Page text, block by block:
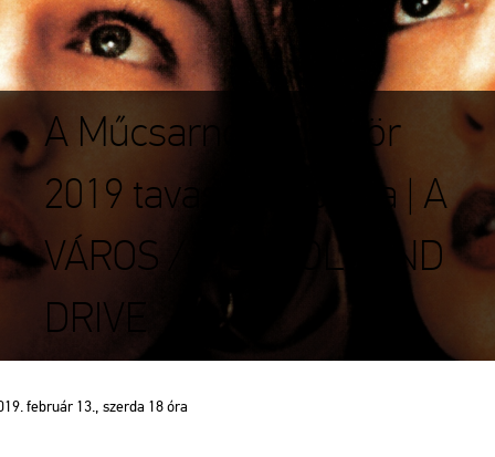
A Műcsarnok Filmkör
2019 tavaszi sorozata | A
VÁROS / MULHOLLAND
DRIVE
február 13., szerda 18 óra